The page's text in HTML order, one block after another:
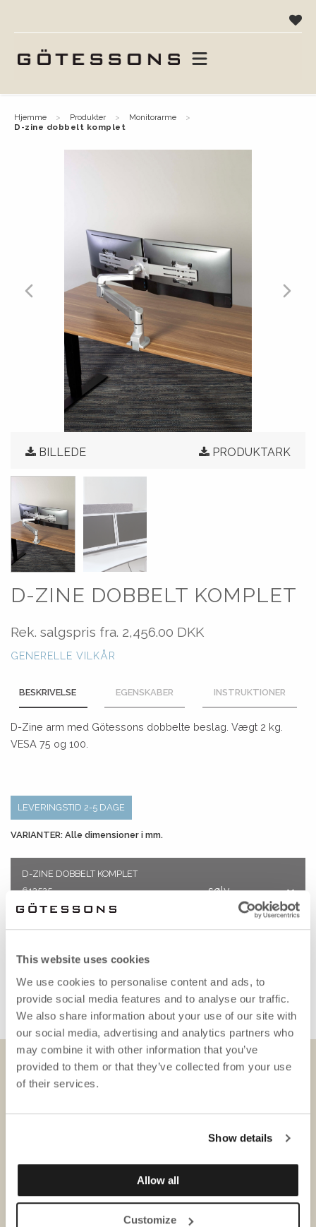
This website uses cookies
We use cookies to personalise content and ads, to
provide social media features and to analyse our traffic.
We also share information about your use of our site with
our social media, advertising and analytics partners who
may combine it with other information that you’ve
provided to them or that they’ve collected from your use
of their services.
Show details
Allow all
Customize
hjemme produkter
monitorarme
d-zine dobbelt komplet
BILLEDE PRODUKTARK
D-ZINE DOBBELT KOMPLET
Rek. salgspris fra. 2,456.00 DKK
GENERELLE VILKÅR
BESKRIVELSE EGENSKABER INSTRUKTIONER
D-Zine arm med Götessons dobbelte beslag. Vægt 2 kg.
VESA 75 og 100.
LEVERINGSTID 2-5 DAGE
VARIANTER: Alle dimensioner i mm.
D-ZINE DOBBELT KOMPLET
613525
sølv
B:747
H:463
Har du nogen spørgsmål? Kontakt os venligst på
ecommerce@gotessons.se
DOWNLOADS